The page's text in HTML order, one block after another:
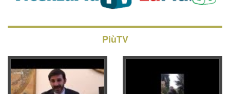
PiùTV